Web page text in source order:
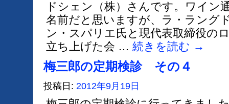
ドシェン（株）さんです。ワイン
名前だと思いますが、ラ・ラング
ン・スパリエ氏と現代表取締役の
立ち上げた会 … 続きを読む →
梅三郎の定期検診 その４
投稿日: 2012年9月19日